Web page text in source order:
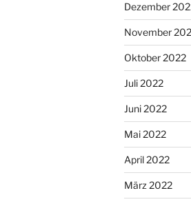
Dezember
November
Oktober 2022
Juli 2022
Juni 2022
Mai 2022
April 2022
März 2022